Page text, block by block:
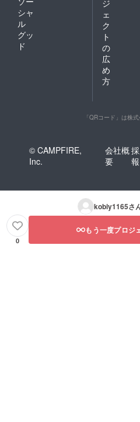
シャ
ル
グッ
ド
ジ
ェ
ク
ト
の
広
め
方
「QRコード」は株
© CAMPFIRE,
Inc.
会社概
要
報
kobiy1165さ
0
もう一度プロジ